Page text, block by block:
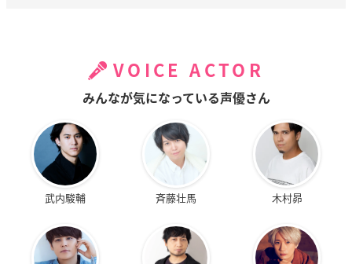
VOICE ACTOR
みんなが気になっている声優さん
武内駿輔 斉藤壮馬 木村昴